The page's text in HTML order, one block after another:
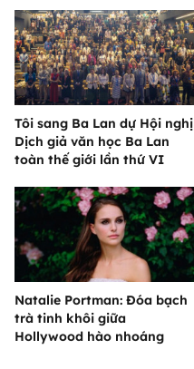
Tôi sang Ba Lan dự Hội nghị
Dịch giả văn học Ba Lan
toàn thế giới lần thứ VI
Natalie Portman: Đóa bạch
trà tinh khôi giữa
Hollywood hào nhoáng